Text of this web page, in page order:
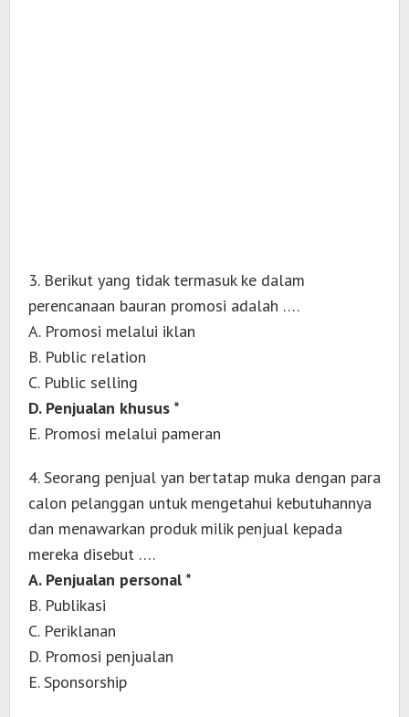
3. Berikut yang tidak termasuk ke dalam
perencanaan bauran promosi adalah ….
A. Promosi melalui iklan
B. Public relation
C. Public selling
D. Penjualan khusus *
E. Promosi melalui pameran
4. Seorang penjual yan bertatap muka dengan para
calon pelanggan untuk mengetahui kebutuhannya
dan menawarkan produk milik penjual kepada
mereka disebut ….
A. Penjualan personal *
B. Publikasi
C. Periklanan
D. Promosi penjualan
E. Sponsorship